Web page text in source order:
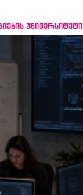
უნივერსიტეტი